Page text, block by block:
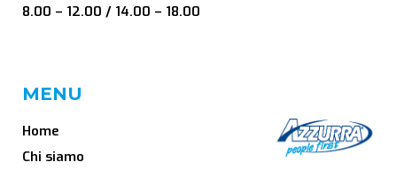
8.00 – 12.00 / 14.00 – 18.00
MENU
Home
Chi siamo